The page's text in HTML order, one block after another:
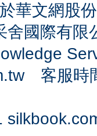
華文網股
舍國際有
客服時